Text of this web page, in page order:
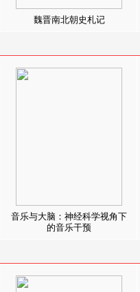
魏晋南北朝史札记
音乐与大脑：神经科学视角下
的音乐干预